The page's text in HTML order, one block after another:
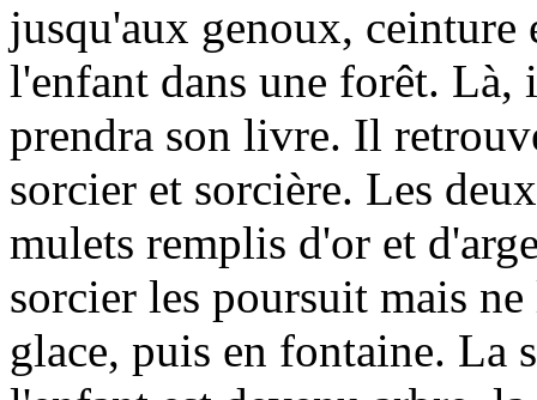
jusqu'aux genoux, ceinture
l'enfant dans une forêt.
prendra son livre. Il
sorcier et sorcière. Les
mulets remplis d'or et
sorcier les poursuit mais
glace, puis en fontaine. La